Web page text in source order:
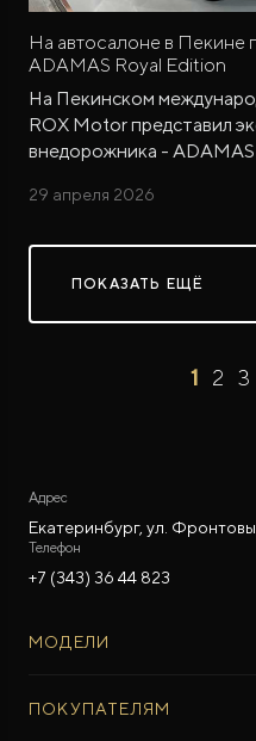
На автосалоне в Пекине
ADAMAS Royal Edition
На Пекинском
ROX Motor представил
внедорожника -
29 апреля 2026
ПОКАЗАТЬ ЕЩЁ
1 2 3
Адрес
Екатеринбург, ул.
Телефон
+7 (343) 36 44 823
МОДЕЛИ
ROX ADAMAS
ПОКУПАТЕЛЯМ